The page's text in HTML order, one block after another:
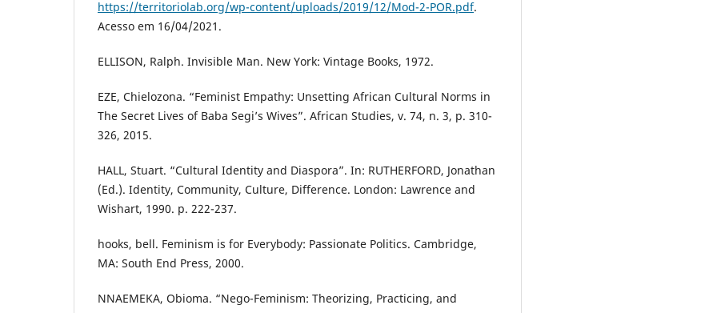
https://territoriolab.org/wp-content/uploads/2019/12/Mod-2-POR.pdf.
Acesso em 16/04/2021.
ELLISON, Ralph. Invisible Man. New York: Vintage Books, 1972.
EZE, Chielozona. “Feminist Empathy: Unsetting African Cultural Norms in
The Secret Lives of Baba Segi’s Wives”. African Studies, v. 74, n. 3, p. 310-
326, 2015.
HALL, Stuart. “Cultural Identity and Diaspora”. In: RUTHERFORD, Jonathan
(Ed.). Identity, Community, Culture, Difference. London: Lawrence and
Wishart, 1990. p. 222-237.
hooks, bell. Feminism is for Everybody: Passionate Politics. Cambridge,
MA: South End Press, 2000.
NNAEMEKA, Obioma. “Nego-Feminism: Theorizing, Practicing, and